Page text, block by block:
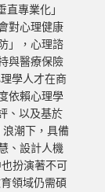
專業化」
對心理健康
」，心理諮
與醫療保險
學人才在商
依賴心理學
、以及基於
潮下，具備
、設計人機
扮演著不可
領域仍需碩